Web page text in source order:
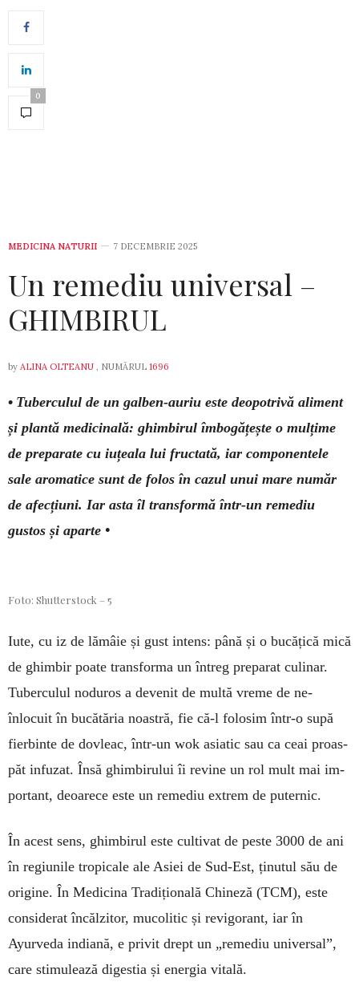
0
MEDICINA NATURII 7 DECEMBRIE 2025
Un remediu universal –
GHIMBIRUL
by ALINA OLTEANU , NUMĂRUL 1696
• Tuberculul de un galben-auriu este deo­potrivă aliment
și plan­tă medicinală: ghimbirul îmbogățește o mulțime
de prepa­rate cu iuțeala lui fructată, iar compo­nen­tele
sale aromatice sunt de folos în cazul unui mare număr
de afecțiuni. Iar asta îl trans­formă într-un remediu
gustos și aparte •
Foto: Shutterstock – 5
Iute, cu iz de lămâie și gust intens: până și o bucățică mică
de ghimbir poate trans­forma un întreg preparat culinar.
Tuber­culul noduros a devenit de mul­tă vreme de ne­
înlocuit în bu­cătăria noas­tră, fie că-l fo­lo­sim într-o supă
fier­binte de dovleac, într-un wok asiatic sau ca ceai proas­
păt infuzat. Însă ghimbirului îi revine un rol mult mai im­
portant, deoa­rece este un remediu extrem de pu­ternic.
În acest sens, ghim­birul este cultivat de peste 3000 de ani
în regiunile tropicale ale Asiei de Sud-Est, ținutul său de
origine. În Medicina Tra­dițională Chineză (TCM), este
con­siderat încăl­zitor, mucolitic și revigorant, iar în
Ayurveda indiană, e privit drept un „remediu universal”,
care stimulează digestia și energia vitală.